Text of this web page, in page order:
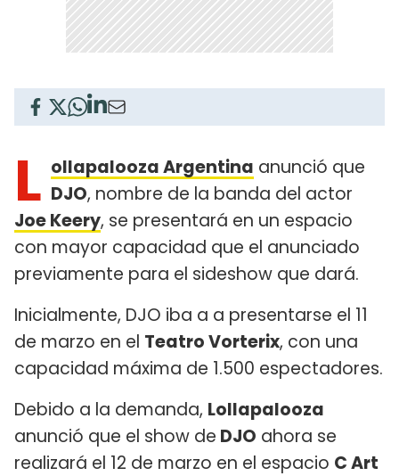
L ollapalooza Argentina anunció que
DJO, nombre de la banda del actor
Joe Keery, se presentará en un espacio
con mayor capacidad que el anunciado
previamente para el sideshow que dará.
Inicialmente, DJO iba a a presentarse el 11
de marzo en el Teatro Vorterix, con una
capacidad máxima de 1.500 espectadores.
Debido a la demanda, Lollapalooza
anunció que el show de DJO ahora se
realizará el 12 de marzo en el espacio C Art